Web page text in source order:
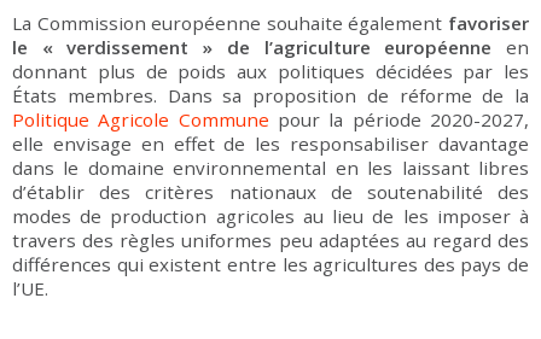
La Commission européenne souhaite également favoriser
le « verdissement » de l’agriculture européenne en
donnant plus de poids aux politiques décidées par les
États membres. Dans sa proposition de réforme de la
Politique Agricole Commune pour la période 2020-2027,
elle envisage en effet de les responsabiliser davantage
dans le domaine environnemental en les laissant libres
d’établir des critères nationaux de soutenabilité des
modes de production agricoles au lieu de les imposer à
travers des règles uniformes peu adaptées au regard des
différences qui existent entre les agricultures des pays de
l’UE.